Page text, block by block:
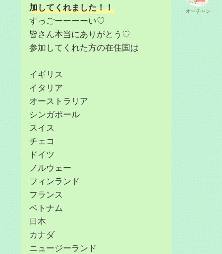
オーチャン
加してくれました！！
すっごーーーーい♡
皆さん本当にありがとう♡
参加してくれた方の在住国は
イギリス
イタリア
オーストラリア
シンガポール
スイス
チェコ
ドイツ
ノルウェー
フィンランド
フランス
ベトナム
日本
カナダ
ニュージーランド